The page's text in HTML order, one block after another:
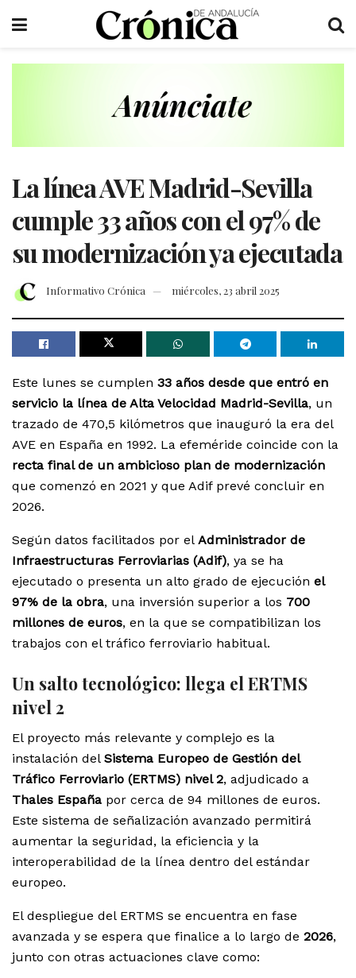
La línea AVE Madrid-Sevilla
cumple 33 años con el 97% de
su modernización ya ejecutada
Informativo Crónica miércoles, 23 abril 2025
Este lunes se cumplen 33 años desde que entró en
servicio la línea de Alta Velocidad Madrid-Sevilla, un
trazado de 470,5 kilómetros que inauguró la era del
AVE en España en 1992. La efeméride coincide con la
recta final de un ambicioso plan de modernización
que comenzó en 2021 y que Adif prevé concluir en
2026.
Según datos facilitados por el Administrador de
Infraestructuras Ferroviarias (Adif), ya se ha
ejecutado o presenta un alto grado de ejecución el
97% de la obra, una inversión superior a los 700
millones de euros, en la que se compatibilizan los
trabajos con el tráfico ferroviario habitual.
Un salto tecnológico: llega el ERTMS
nivel 2
El proyecto más relevante y complejo es la
instalación del Sistema Europeo de Gestión del
Tráfico Ferroviario (ERTMS) nivel 2, adjudicado a
Thales España por cerca de 94 millones de euros.
Este sistema de señalización avanzado permitirá
aumentar la seguridad, la eficiencia y la
interoperabilidad de la línea dentro del estándar
europeo.
El despliegue del ERTMS se encuentra en fase
avanzada y se espera que finalice a lo largo de 2026,
junto con otras actuaciones clave como: